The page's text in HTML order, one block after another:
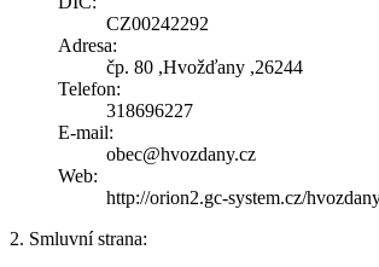
CZ00242292
Adresa:
čp. 80 ,Hvožďany ,26244
Telefon:
318696227
E-mail:
obec@hvozdany.cz
Web:
http://orion2.gc-system.cz/
2. Smluvní strana: